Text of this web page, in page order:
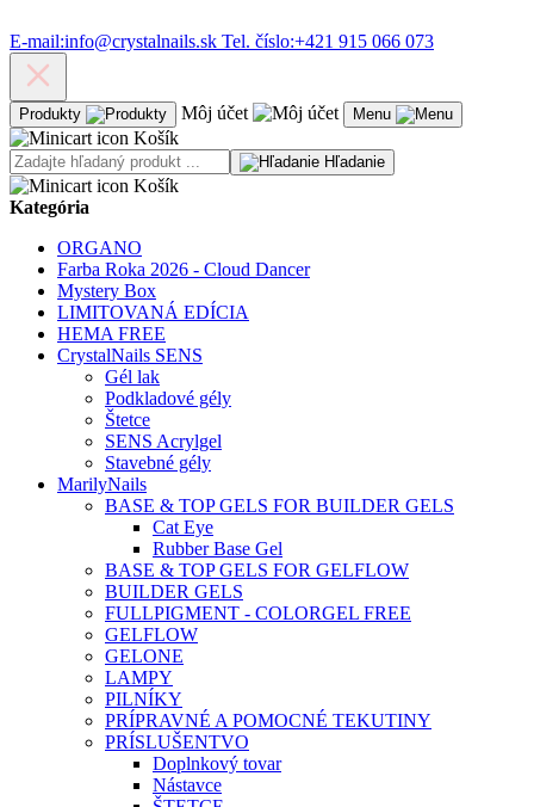
E-mail:info@crystalnails.sk Tel. číslo:+421 915 066 073
Produkty Môj účet Menu
Košík
Hľadanie
Košík
Kategória
ORGANO
Farba Roka 2026 - Cloud Dancer
Mystery Box
LIMITOVANÁ EDÍCIA
HEMA FREE
CrystalNails SENS
Gél lak
Podkladové gély
Štetce
SENS Acrylgel
Stavebné gély
MarilyNails
BASE & TOP GELS FOR BUILDER GELS
Cat Eye
Rubber Base Gel
BASE & TOP GELS FOR GELFLOW
BUILDER GELS
FULLPIGMENT - COLORGEL FREE
GELFLOW
GELONE
LAMPY
PILNÍKY
PRÍPRAVNÉ A POMOCNÉ TEKUTINY
PRÍSLUŠENTVO
Doplnkový tovar
Nástavce